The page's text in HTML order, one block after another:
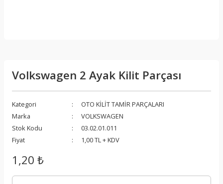
Volkswagen 2 Ayak Kilit Parçası
Kategori
OTO KİLİT TAMİR PARÇALARI
Marka
VOLKSWAGEN
Stok Kodu
03.02.01.011
Fiyat
1,00 TL + KDV
1,20 ₺